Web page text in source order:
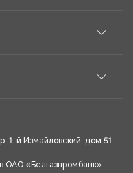
1-й Измайловский, дом 51
OАО «Белгазпромбанк»